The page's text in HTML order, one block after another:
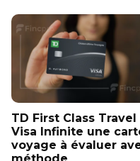
TD First Class Travel
Visa Infinite une
voyage à évaluer
méthode